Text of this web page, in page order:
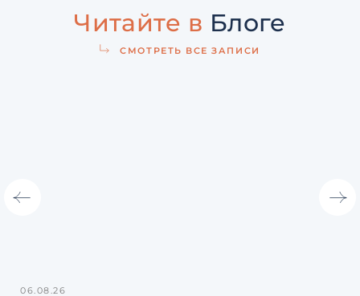
Читайте в Блоге
СМОТРЕТЬ ВСЕ ЗАПИСИ
06.08.26